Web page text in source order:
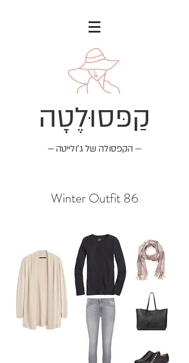
קַפּסוּלֶטָה
— הקפסולה של ג׳ולייטה —
Winter Outfit 86